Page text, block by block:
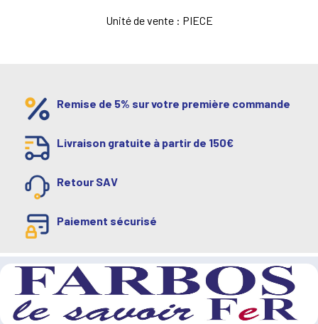
Unité de vente : PIECE
Remise de 5% sur votre première commande
Livraison gratuite à partir de 150€
Retour SAV
Paiement sécurisé